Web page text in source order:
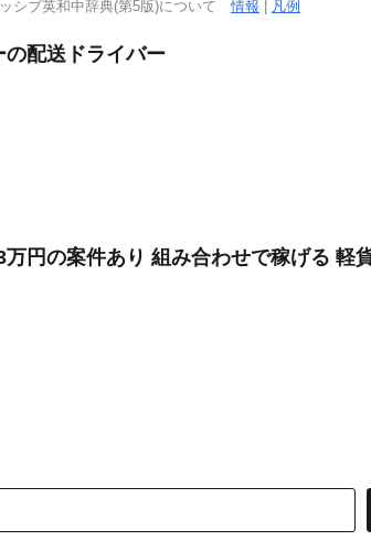
シブ英和中辞典(第5版)について情報 凡例
配送ドライバー
円の案件あり 組み合わせで稼げる 軽